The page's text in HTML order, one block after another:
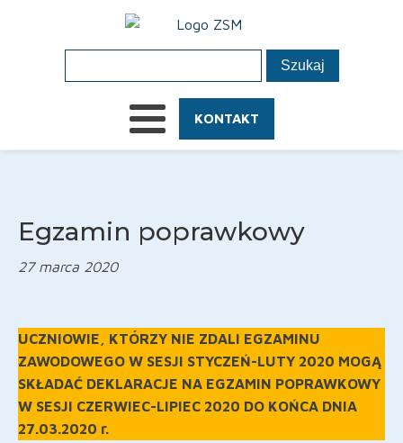
KONTAKT
Egzamin poprawkowy
27 marca 2020
UCZNIOWIE, KTÓRZY NIE ZDALI EGZAMINU
ZAWODOWEGO W SESJI STYCZEŃ-LUTY 2020 MOGĄ
SKŁADAĆ DEKLARACJE NA EGZAMIN POPRAWKOWY
W SESJI CZERWIEC-LIPIEC 2020 DO KOŃCA DNIA
27.03.2020 r.